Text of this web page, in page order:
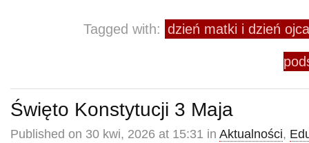
Tagged with: dzień matki i dzień
Święto Konstytucji 3 Maja
Published on 30 kwi, 2026 at 15:31 in Aktualności,